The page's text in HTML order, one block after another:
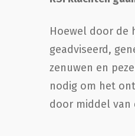
Hoewel door de
geadviseerd,
zenuwen en
nodig om het
door middel van